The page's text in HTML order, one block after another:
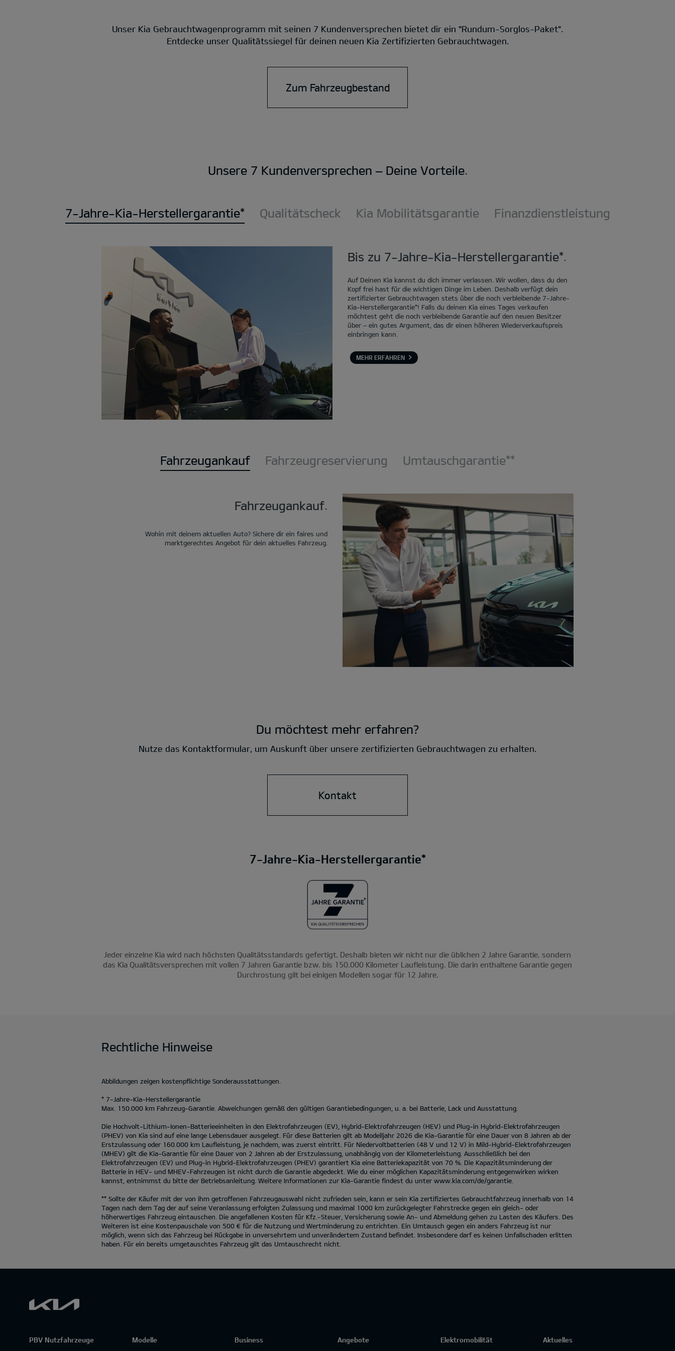
Unser Kia Gebrauchtwagenprogramm mit seinen 7 Kundenversprechen bietet dir ein "Rundum-Sorglos-Paket".
Entdecke unser Qualitätssiegel für deinen neuen Kia Zertifizierten Gebrauchtwagen.
Zum Fahrzeugbestand
Unsere 7 Kundenversprechen – Deine Vorteile.
7-Jahre-Kia-Herstellergarantie* Qualitätscheck Kia Mobilitätsgarantie Finanzdienstleistung
Bis zu 7-Jahre-Kia-Herstellergarantie*.
Auf Deinen Kia kannst du dich immer verlassen. Wir wollen, dass du den
Kopf frei hast für die wichtigen Dinge im Leben. Deshalb verfügt dein
zertifizierter Gebrauchtwagen stets über die noch verbleibende 7-Jahre-
Kia-Herstellergarantie*! Falls du deinen Kia eines Tages verkaufen
möchtest geht die noch verbleibende Garantie auf den neuen Besitzer
über – ein gutes Argument, das dir einen höheren Wiederverkaufspreis
einbringen kann.
MEHR ERFAHREN
Fahrzeugankauf Fahrzeugreservierung Umtauschgarantie**
Fahrzeugankauf.
Wohin mit deinem aktuellen Auto? Sichere dir ein faires und
marktgerechtes Angebot für dein aktuelles Fahrzeug.
Du möchtest mehr erfahren?
Nutze das Kontaktformular, um Auskunft über unsere zertifizierten Gebrauchtwagen zu erhalten.
Kontakt
7-Jahre-Kia-Herstellergarantie*
Jeder einzelne Kia wird nach höchsten Qualitätsstandards gefertigt. Deshalb bieten wir nicht nur die üblichen 2 Jahre Garantie, sondern
das Kia Qualitätsversprechen mit vollen 7 Jahren Garantie bzw. bis 150.000 Kilometer Laufleistung. Die darin enthaltene Garantie gegen
Durchrostung gilt bei einigen Modellen sogar für 12 Jahre.
Rechtliche Hinweise
Abbildungen zeigen kostenpflichtige Sonderausstattungen.
* 7-Jahre-Kia-Herstellergarantie
Max. 150.000 km Fahrzeug-Garantie. Abweichungen gemäß den gültigen Garantiebedingungen, u. a. bei Batterie, Lack und Ausstattung.
Die Hochvolt-Lithium-Ionen-Batterieeinheiten in den Elektrofahrzeugen (EV), Hybrid-Elektrofahrzeugen (HEV) und Plug-in Hybrid-Elektrofahrzeugen
(PHEV) von Kia sind auf eine lange Lebensdauer ausgelegt. Für diese Batterien gilt ab Modelljahr 2026 die Kia-Garantie für eine Dauer von 8 Jahren ab der
Erstzulassung oder 160.000 km Laufleistung, je nachdem, was zuerst eintritt. Für Niedervoltbatterien (48 V und 12 V) in Mild-Hybrid-Elektrofahrzeugen
(MHEV) gilt die Kia-Garantie für eine Dauer von 2 Jahren ab der Erstzulassung, unabhängig von der Kilometerleistung. Ausschließlich bei den
Elektrofahrzeugen (EV) und Plug-in Hybrid-Elektrofahrzeugen (PHEV) garantiert Kia eine Batteriekapazität von 70 %. Die Kapazitätsminderung der
Batterie in HEV- und MHEV-Fahrzeugen ist nicht durch die Garantie abgedeckt. Wie du einer möglichen Kapazitätsminderung entgegenwirken wirken
kannst, entnimmst du bitte der Betriebsanleitung. Weitere Informationen zur Kia-Garantie findest du unter www.kia.com/de/garantie.
** Sollte der Käufer mit der von ihm getroffenen Fahrzeugauswahl nicht zufrieden sein, kann er sein Kia zertifiziertes Gebrauchtfahrzeug innerhalb von 14
Tagen nach dem Tag der auf seine Veranlassung erfolgten Zulassung und maximal 1000 km zurückgelegter Fahrstrecke gegen ein gleich- oder
höherwertiges Fahrzeug eintauschen. Die angefallenen Kosten für Kfz.-Steuer, Versicherung sowie An- und Abmeldung gehen zu Lasten des Käufers. Des
Weiteren ist eine Kostenpauschale von 500 € für die Nutzung und Wertminderung zu entrichten. Ein Umtausch gegen ein anders Fahrzeug ist nur
möglich, wenn sich das Fahrzeug bei Rückgabe in unversehrtem und unverändertem Zustand befindet. Insbesondere darf es keinen Unfallschaden erlitten
haben. Für ein bereits umgetauschtes Fahrzeug gilt das Umtauschrecht nicht.
PBV Nutzfahrzeuge Modelle Business Angebote Elektromobilität Aktuelles